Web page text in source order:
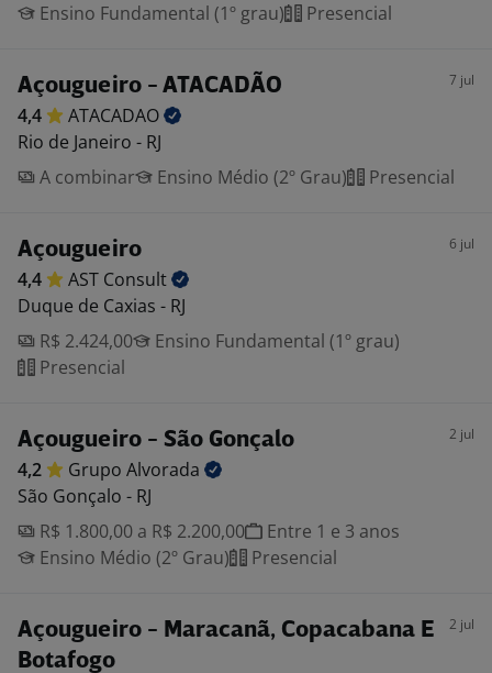
Ensino Fundamental (1º grau)
Presencial
Açougueiro - ATACADÃO 7 jul
4,4
ATACADAO
Rio de Janeiro - RJ
A combinar
Ensino Médio (2º Grau) Presencial
Açougueiro 6 jul
4,4 AST Consult
Duque de Caxias - RJ
R$ 2.424,00
Ensino Fundamental (1º grau)
Presencial
Açougueiro - São Gonçalo 2 jul
4,2 Grupo Alvorada
São Gonçalo - RJ
R$ 1.800,00 a R$ 2.200,00
Entre 1 e 3 anos
Ensino Médio (2º Grau)
Presencial
Açougueiro - Maracanã, Copacabana E
Botafogo
2 jul